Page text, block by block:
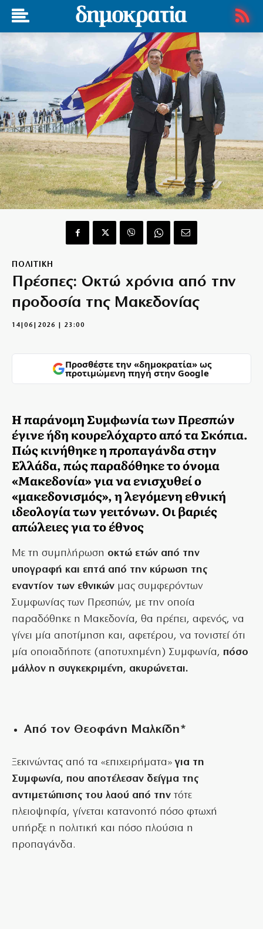
ΠΟΛΙΤΙΚΗ
Πρέσπες: Οκτώ χρόνια από την
προδοσία της Μακεδονίας
14|06|2026 | 23:00
Προσθέστε την «δημοκρατία» ως
προτιμώμενη πηγή στην Google
Η παράνομη Συμφωνία των Πρεσπών
έγινε ήδη κουρελόχαρτο από τα Σκόπια.
Πώς κινήθηκε η προπαγάνδα στην
Ελλάδα, πώς παραδόθηκε το όνομα
«Μακεδονία» για να ενισχυθεί ο
«μακεδονισμός», η λεγόμενη εθνική
ιδεολογία των γειτόνων. Οι βαριές
απώλειες για το έθνος
Με τη συμπλήρωση οκτώ ετών από την
υπογραφή και επτά από την κύρωση της
εναντίον των εθνικών μας συμφερόντων
Συμφωνίας των Πρεσπών, με την οποία
παραδόθηκε η Μακεδονία, θα πρέπει, αφενός, να
γίνει μία αποτίμηση και, αφετέρου, να τονιστεί ότι
μία οποιαδήποτε (αποτυχημένη) Συμφωνία, πόσο
μάλλον η συγκεκριμένη, ακυρώνεται.
Από τον Θεοφάνη Μαλκίδη*
Ξεκινώντας από τα «επιχειρήματα»για τη
Συμφωνία, που αποτέλεσαν δείγμα της
αντιμετώπισης του λαού από την τότε
πλειοψηφία, γίνεται κατανοητό πόσο φτωχή
υπήρξε η πολιτική και πόσο πλούσια η
προπαγάνδα.